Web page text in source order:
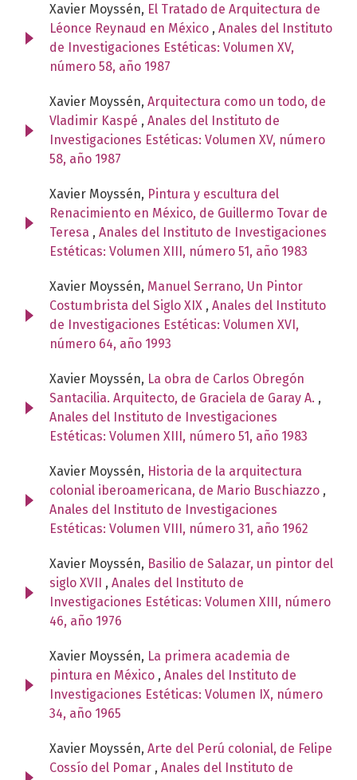
Xavier Moyssén, El Tratado de Arquitectura de
Léonce Reynaud en México , Anales del Instituto
de Investigaciones Estéticas: Volumen XV,
número 58, año 1987
Xavier Moyssén, Arquitectura como un todo, de
Vladimir Kaspé , Anales del Instituto de
Investigaciones Estéticas: Volumen XV, número
58, año 1987
Xavier Moyssén, Pintura y escultura del
Renacimiento en México, de Guillermo Tovar de
Teresa , Anales del Instituto de Investigaciones
Estéticas: Volumen XIII, número 51, año 1983
Xavier Moyssén, Manuel Serrano, Un Pintor
Costumbrista del Siglo XIX , Anales del Instituto
de Investigaciones Estéticas: Volumen XVI,
número 64, año 1993
Xavier Moyssén, La obra de Carlos Obregón
Santacilia. Arquitecto, de Graciela de Garay A. ,
Anales del Instituto de Investigaciones
Estéticas: Volumen XIII, número 51, año 1983
Xavier Moyssén, Historia de la arquitectura
colonial iberoamericana, de Mario Buschiazzo ,
Anales del Instituto de Investigaciones
Estéticas: Volumen VIII, número 31, año 1962
Xavier Moyssén, Basilio de Salazar, un pintor del
siglo XVII , Anales del Instituto de
Investigaciones Estéticas: Volumen XIII, número
46, año 1976
Xavier Moyssén, La primera academia de
pintura en México , Anales del Instituto de
Investigaciones Estéticas: Volumen IX, número
34, año 1965
Xavier Moyssén, Arte del Perú colonial, de Felipe
Cossío del Pomar , Anales del Instituto de